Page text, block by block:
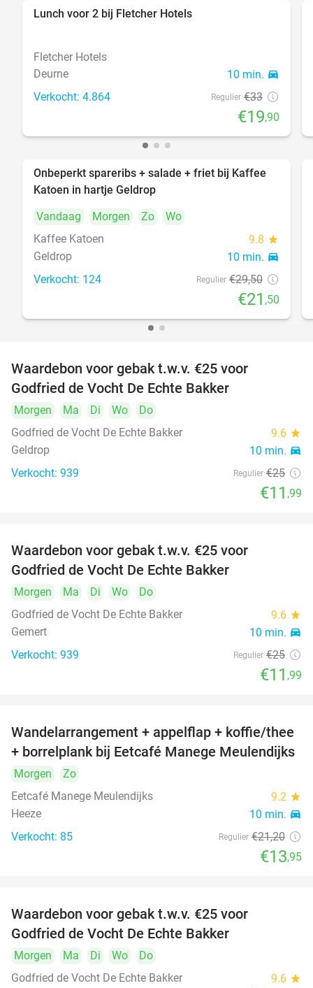
Lunch voor 2 bij Fletcher Hotels
Fletcher Hotels
Deurne
10 min. directions_car
Verkocht: 4.864 Regulier €33
€19,90
27%
Onbeperkt spareribs + salade + friet bij Kaffee
Katoen in hartje Geldrop
Vandaag
Morgen Zo
Wo
Kaffee Katoen
9.8 star
Geldrop 10 min. directions_car
Verkocht: 124 Regulier €29,50
€21 ,50
Waardebon voor gebak t.w.v. €25 voor
Godfried de Vocht De Echte Bakker
Morgen Ma Di Wo
Do
Godfried de Vocht De Echte Bakker
9.6 star
Geldrop 10 min. directions_car
Verkocht: 939 Regulier €25
€11 ,99
Waardebon voor gebak t.w.v. €25 voor
Godfried de Vocht De Echte Bakker
Morgen Ma Di Wo
Do
Godfried de Vocht De Echte Bakker
9.6 star
Gemert 10 min. directions_car
Verkocht: 939 Regulier €25
€11 ,99
34%
Wandelarrangement + appelflap + koffie/thee
+ borrelplank bij Eetcafé Manege Meulendijks
Morgen
Zo
Eetcafé Manege Meulendijks
9.2 star
Heeze 10 min. directions_car
Verkocht: 85 Regulier €21,20
€13,95
Waardebon voor gebak t.w.v. €25 voor
Godfried de Vocht De Echte Bakker
Morgen Ma Di Wo
Do
Godfried de Vocht De Echte Bakker
9.6 star